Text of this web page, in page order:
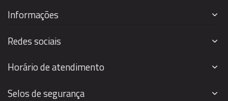
Informações
Redes sociais
Horário de atendimento
Selos de segurança